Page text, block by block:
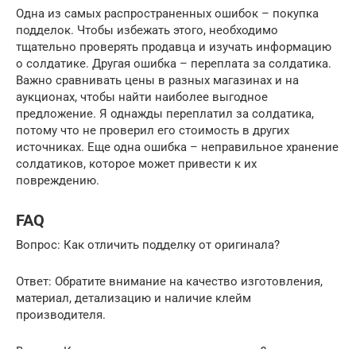
Одна из самых распространенных ошибок – покупка
подделок. Чтобы избежать этого, необходимо
тщательно проверять продавца и изучать информацию
о солдатике. Другая ошибка – переплата за солдатика.
Важно сравнивать цены в разных магазинах и на
аукционах, чтобы найти наиболее выгодное
предложение. Я однажды переплатил за солдатика,
потому что не проверил его стоимость в других
источниках. Еще одна ошибка – неправильное хранение
солдатиков, которое может привести к их
повреждению.
FAQ
Вопрос: Как отличить подделку от оригинала?
Ответ: Обратите внимание на качество изготовления,
материал, детализацию и наличие клейм
производителя.